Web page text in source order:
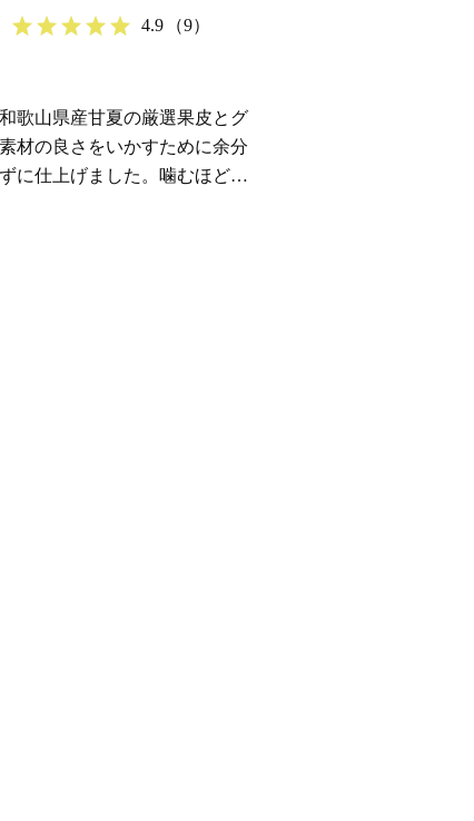
4.9 （9）
歌山県産甘夏の厳選果皮とグ
材の良さをいかすために余分
に仕上げました。噛むほどに